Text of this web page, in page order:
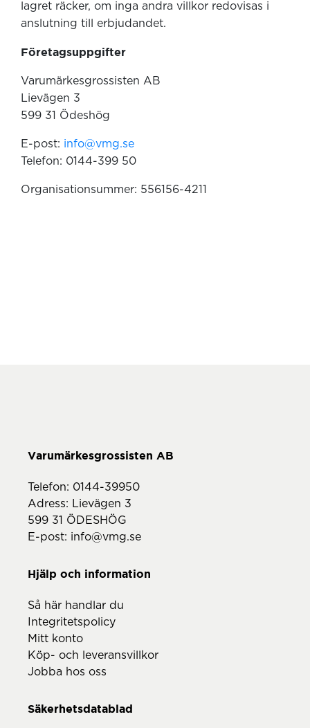
lagret räcker, om inga andra villkor redovisas i
anslutning till erbjudandet.
Företagsuppgifter
Varumärkesgrossisten AB
Lievägen 3
599 31 Ödeshög
E-post: info@vmg.se
Telefon: 0144-399 50
Organisationsummer: 556156-4211
Telefon: 0144-39950
Adress: Lievägen 3
599 31 ÖDESHÖG
E-post: info@vmg.se
Hjälp och information
Så här handlar du
Integritetspolicy
Mitt konto
Köp- och leveransvillkor
Jobba hos oss
Säkerhetsdatablad